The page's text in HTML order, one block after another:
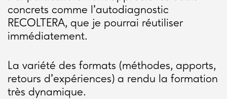
concrets comme l’autodiagnostic
RECOLTERA, que je pourrai réutiliser
immédiatement.
La variété des formats (méthodes, apports,
retours d’expériences) a rendu la formation
très dynamique.